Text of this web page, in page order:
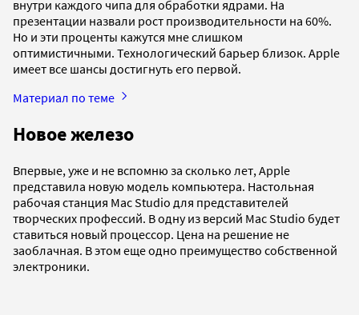
внутри каждого чипа для обработки ядрами. На
презентации назвали рост производительности на 60%.
Но и эти проценты кажутся мне слишком
оптимистичными. Технологический барьер близок. Apple
имеет все шансы достигнуть его первой.
Материал по теме
Новое железо
Впервые, уже и не вспомню за сколько лет, Apple
представила новую модель компьютера. Настольная
рабочая станция Mac Studio для представителей
творческих профессий. В одну из версий Mac Studio будет
ставиться новый процессор. Цена на решение не
заоблачная. В этом еще одно преимущество собственной
электроники.